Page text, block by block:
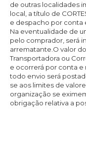
de outras localidades
local, a título de
e despacho por conta
Na eventualidade de
pelo comprador, será
arrematante.O valor
Transportadora ou
e ocorrerá por conta e
todo envio será
se aos limites de
organização se
obrigação relativa a